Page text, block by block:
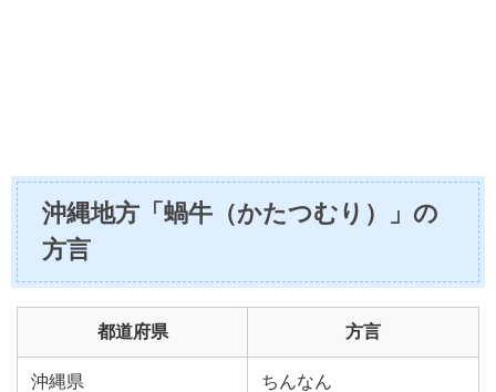
沖縄地方「蝸牛（かたつむり）」の
方言
都道府県 方言
沖縄県 ちんなん